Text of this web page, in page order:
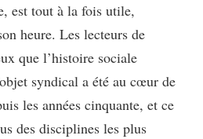
est tout à la fois utile,
heure. Les lecteurs de
que l’histoire sociale
syndical a été au cœur de
les années cinquante, et ce
des disciplines les plus